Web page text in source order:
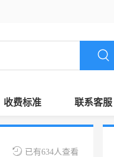
收费标准 联系客服
已有634人查看